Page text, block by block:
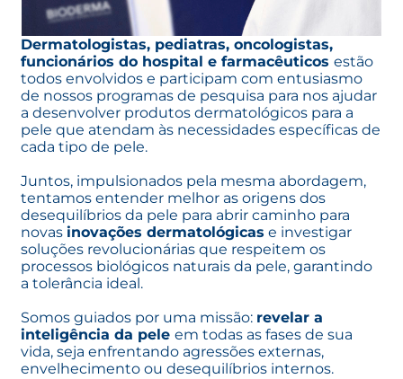
Dermatologistas, pediatras, oncologistas,
funcionários do hospital e farmacêuticos estão
todos envolvidos e participam com entusiasmo
de nossos programas de pesquisa para nos ajudar
a desenvolver produtos dermatológicos para a
pele que atendam às necessidades específicas de
cada tipo de pele.
Juntos, impulsionados pela mesma abordagem,
tentamos entender melhor as origens dos
desequilíbrios da pele para abrir caminho para
novas inovações dermatológicas e investigar
soluções revolucionárias que respeitem os
processos biológicos naturais da pele, garantindo
a tolerância ideal.
Somos guiados por uma missão: revelar a
inteligência da pele em todas as fases de sua
vida, seja enfrentando agressões externas,
envelhecimento ou desequilíbrios internos.